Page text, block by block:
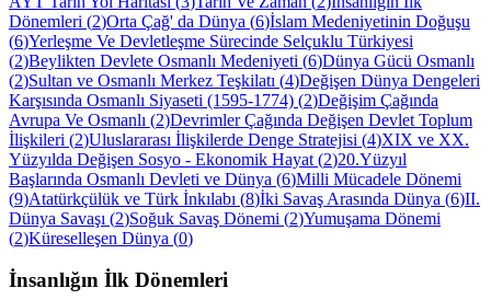
Dönemleri (2)Orta Çağ' da Dünya (6)İslam Medeniyetinin Doğuşu
(6)Yerleşme Ve Devletleşme Sürecinde Selçuklu Türkiyesi
(2)Beylikten Devlete Osmanlı Medeniyeti (6)Dünya Gücü Osmanlı
(2)Sultan ve Osmanlı Merkez Teşkilatı (4)Değişen Dünya Dengeleri
Karşısında Osmanlı Siyaseti (1595-1774) (2)Değişim Çağında
Avrupa Ve Osmanlı (2)Devrimler Çağında Değişen Devlet Toplum
İlişkileri (2)Uluslararası İlişkilerde Denge Stratejisi (4)XIX ve XX.
Yüzyılda Değişen Sosyo - Ekonomik Hayat (2)20.Yüzyıl
Başlarında Osmanlı Devleti ve Dünya (6)Milli Mücadele Dönemi
(9)Atatürkçülük ve Türk İnkılabı (8)İki Savaş Arasında Dünya (6)II.
Dünya Savaşı (2)Soğuk Savaş Dönemi (2)Yumuşama Dönemi
(2)Küreselleşen Dünya (0)
İnsanlığın İlk Dönemleri